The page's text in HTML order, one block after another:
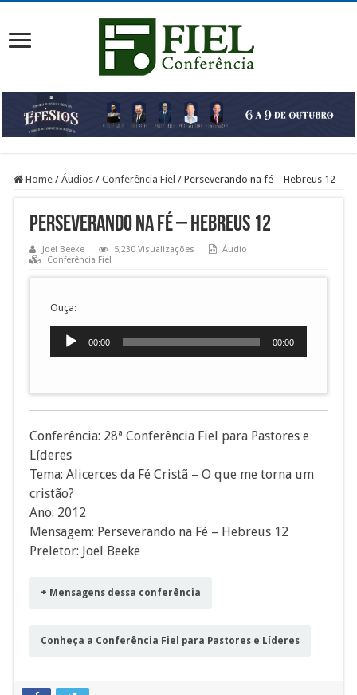
Home / Áudios / Conferência Fiel / Perseverando na fé – Hebreus 12
Perseverando na fé – Hebreus 12
Joel Beeke 5,230 Visualizações
Áudio
Conferência Fiel
Ouça:
Tocador
00:00 00:00
Conferência: 28ª Conferência Fiel para Pastores e
Líderes
Tema: Alicerces da Fé Cristã – O que me torna um
cristão?
Ano: 2012
Mensagem: Perseverando na Fé – Hebreus 12
Preletor: Joel Beeke
+ Mensagens dessa conferência
Conheça a Conferência Fiel para Pastores e Líderes